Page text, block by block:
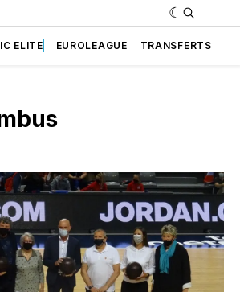
ELITE EUROLEAGUE TRANSFERTS